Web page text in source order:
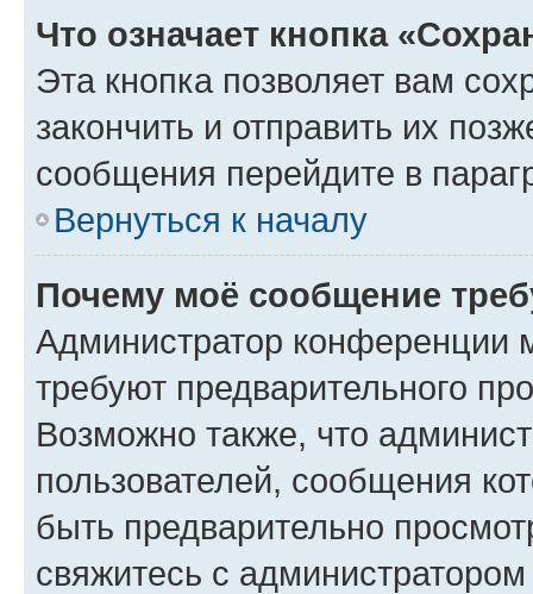
Что означает кнопка
Эта кнопка позволяет вам
закончить и отправить их
сообщения перейдите в
Вернуться к началу
Почему моё сообщение
Администратор конференции
требуют предварительного
Возможно также, что
пользователей, сообщения
быть предварительно
свяжитесь с